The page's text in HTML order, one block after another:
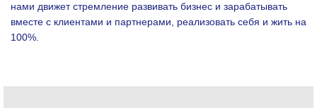
нами движет стремление развивать бизнес и зарабатывать
вместе с клиентами и партнерами, реализовать себя и жить на
100%.